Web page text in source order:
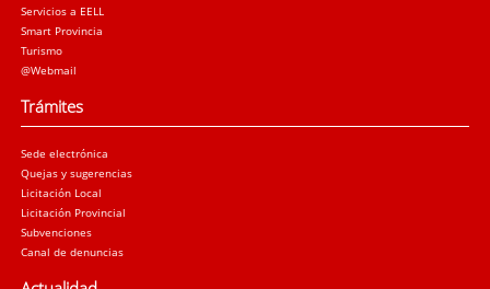
Servicios a EELL
Smart Provincia
Turismo
@Webmail
Trámites
Sede electrónica
Quejas y sugerencias
Licitación Local
Licitación Provincial
Subvenciones
Canal de denuncias